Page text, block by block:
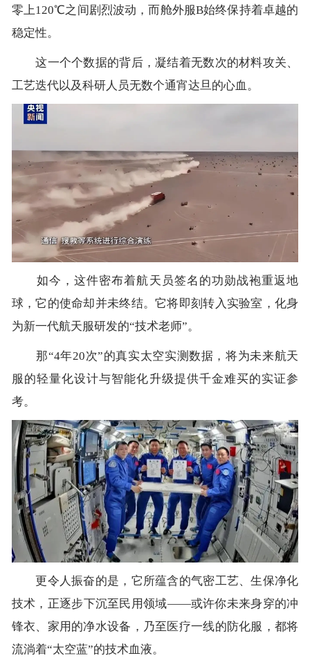
零上120℃之间剧烈波动，而舱外服B始终保持着卓越的
稳定性。
这一个个数据的背后，凝结着无数次的材料攻关、
工艺迭代以及科研人员无数个通宵达旦的心血。
如今，这件密布着航天员签名的功勋战袍重返地
球，它的使命却并未终结。它将即刻转入实验室，化身
为新一代航天服研发的“技术老师”。
那“4年20次”的真实太空实测数据，将为未来航天
服的轻量化设计与智能化升级提供千金难买的实证参
考。
更令人振奋的是，它所蕴含的气密工艺、生保净化
技术，正逐步下沉至民用领域——或许你未来身穿的冲
锋衣、家用的净水设备，乃至医疗一线的防化服，都将
流淌着“太空蓝”的技术血液。